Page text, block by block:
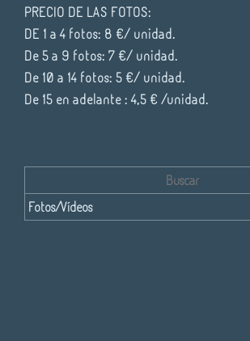
PRECIO DE LAS FOTOS:
DE 1 a 4 fotos: 8 €/ unidad.
De 5 a 9 fotos: 7 €/ unidad.
De 10 a 14 fotos: 5 €/ unidad.
De 15 en adelante : 4,5 € /unidad.